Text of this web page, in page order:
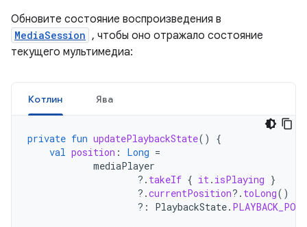
Обновите состояние воспроизведения в
MediaSession , чтобы оно отражало состояние
текущего мультимедиа:
Котлин Ява
private fun updatePlaybackState()
{
val position : Long =
mediaPlayer
?. takeIf { it. isPlaying }
?.currentPosition?. toLong()
?:
PlaybackState.